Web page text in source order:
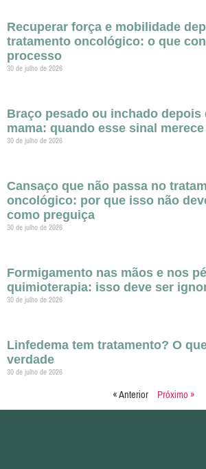
Recuperar força e mobilidade
tratamento oncológico: o que
processo
30 de julho de 2026
Braço pesado ou inchado depois
mama: quando esse sinal
30 de julho de 2026
Cansaço que não passa no
oncológico: por que isso não
como preguiça
30 de julho de 2026
Formigamento nas mãos e nos
quimioterapia: isso deve ser
30 de julho de 2026
Linfedema tem tratamento? O
verdade
30 de julho de 2026
« Anterior Próximo »